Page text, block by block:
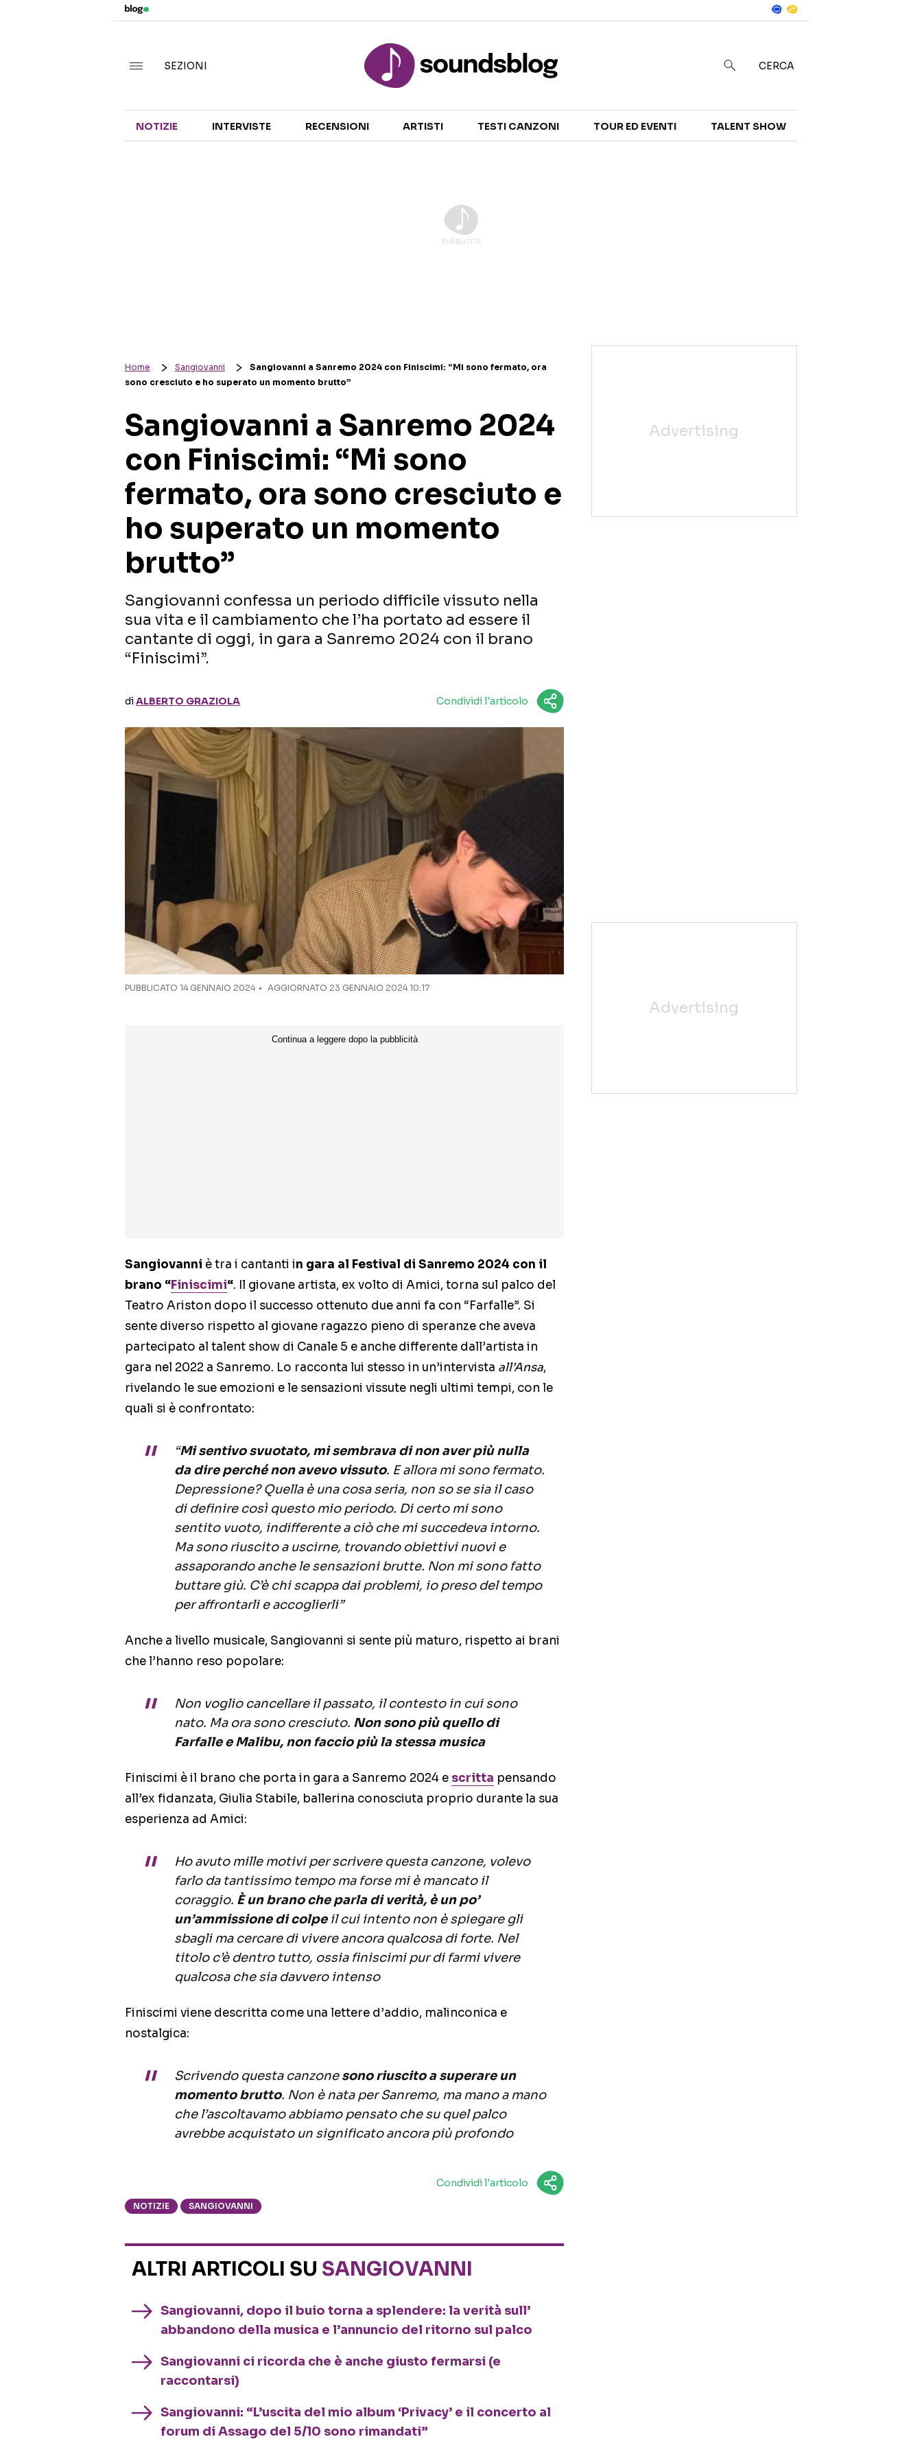
TALENT SHOW
SEZIONI CERCA
NOTIZIE INTERVISTE RECENSIONI ARTISTI TESTI CANZONI TOUR ED EVENTI TALENT SHOW
Home Sangiovanni
Sangiovanni a Sanremo 2024 con Finiscimi: “Mi sono fermato, ora
sono cresciuto e ho superato un momento brutto”
Sangiovanni a Sanremo 2024
con Finiscimi: “Mi sono
fermato, ora sono cresciuto e
ho superato un momento
brutto”
Sangiovanni confessa un periodo difficile vissuto nella
sua vita e il cambiamento che l’ha portato ad essere il
cantante di oggi, in gara a Sanremo 2024 con il brano
“Finiscimi”.
diALBERTO GRAZIOLA Condividi l'articolo
PUBBLICATO 14 GENNAIO 2024 AGGIORNATO 23 GENNAIO 2024 10:17
Sangiovanni è tra i cantanti in gara al Festival di Sanremo 2024 con il
brano “Finiscimi“. Il giovane artista, ex volto di Amici, torna sul palco del
Teatro Ariston dopo il successo ottenuto due anni fa con “Farfalle”. Si
sente diverso rispetto al giovane ragazzo pieno di speranze che aveva
partecipato al talent show di Canale 5 e anche differente dall’artista in
gara nel 2022 a Sanremo. Lo racconta lui stesso in un’intervista all’Ansa,
rivelando le sue emozioni e le sensazioni vissute negli ultimi tempi, con le
quali si è confrontato:
“Mi sentivo svuotato, mi sembrava di non aver più nulla
da dire perché non avevo vissuto. E allora mi sono fermato.
Depressione? Quella è una cosa seria, non so se sia il caso
di definire così questo mio periodo. Di certo mi sono
sentito vuoto, indifferente a ciò che mi succedeva intorno.
Ma sono riuscito a uscirne, trovando obiettivi nuovi e
assaporando anche le sensazioni brutte. Non mi sono fatto
buttare giù. C’è chi scappa dai problemi, io preso del tempo
per affrontarli e accoglierli”
Anche a livello musicale, Sangiovanni si sente più maturo, rispetto ai brani
che l’hanno reso popolare:
Non voglio cancellare il passato, il contesto in cui sono
nato. Ma ora sono cresciuto. Non sono più quello di
Farfalle e Malibu, non faccio più la stessa musica
Finiscimi è il brano che porta in gara a Sanremo 2024 e scritta pensando
all’ex fidanzata, Giulia Stabile, ballerina conosciuta proprio durante la sua
esperienza ad Amici:
Ho avuto mille motivi per scrivere questa canzone, volevo
farlo da tantissimo tempo ma forse mi è mancato il
coraggio. È un brano che parla di verità, è un po’
un’ammissione di colpeil cui intento non è spiegare gli
sbagli ma cercare di vivere ancora qualcosa di forte. Nel
titolo c’è dentro tutto, ossia finiscimi pur di farmi vivere
qualcosa che sia davvero intenso
Finiscimi viene descritta come una lettere d’addio, malinconica e
nostalgica:
Scrivendo questa canzonesono riuscito a superare un
momento brutto. Non è nata per Sanremo, ma mano a mano
che l’ascoltavamo abbiamo pensato che su quel palco
avrebbe acquistato un significato ancora più profondo
Condividi l'articolo
NOTIZIE SANGIOVANNI
ALTRI ARTICOLI SU SANGIOVANNI
Sangiovanni, dopo il buio torna a splendere: la verità sull’
abbandono della musica e l’annuncio del ritorno sul palco
Sangiovanni ci ricorda che è anche giusto fermarsi (e
raccontarsi)
Sangiovanni: “L’uscita del mio album ‘Privacy’ e il concerto al
forum di Assago del 5/10 sono rimandati”